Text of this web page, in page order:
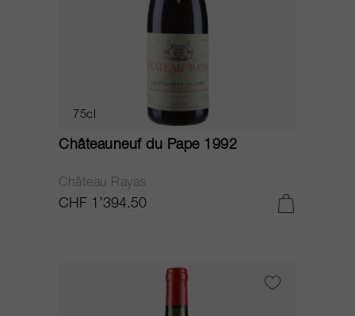
75cl
Châteauneuf du Pape 1992
Château Rayas
CHF 1’394.50